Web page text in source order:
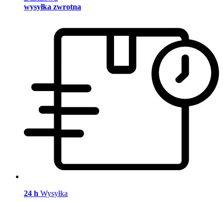
wysyłka zwrotna
24 h Wysyłka